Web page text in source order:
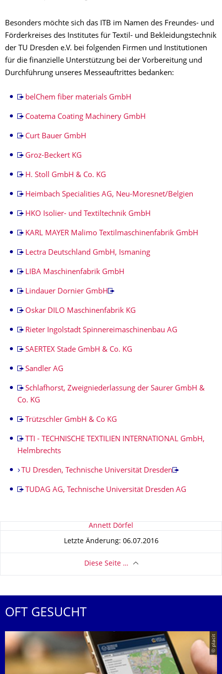
Besonders möchte sich das ITB im Namen des Freundes- und
Förderkreises des Institutes für Textil- und Bekleidungstechnik
der TU Dresden e.V. bei folgenden Firmen und Institutionen
für die finanzielle Unterstützung bei der Vorbereitung und
Durchführung unseres Messeauftrittes bedanken:
belChem fiber materials GmbH
Coatema Coating Machinery GmbH
Curt Bauer GmbH
Groz-Beckert KG
H. Stoll GmbH & Co. KG
Heimbach Specialities AG, Neu-Moresnet/Belgien
HKO Isolier- und Textiltechnik GmbH
KARL MAYER Malimo Textilmaschinenfabrik GmbH
Lectra Deutschland GmbH, Ismaning
LIBA Maschinenfabrik GmbH
Lindauer Dornier GmbH
Oskar DILO Maschinenfabrik KG
Rieter Ingolstadt Spinnereimaschinenbau AG
SAERTEX Stade GmbH & Co. KG
Sandler AG
Schlafhorst, Zweigniederlassung der Saurer GmbH &
Co. KG
Trützschler GmbH & Co KG
TTI - TECHNISCHE TEXTILIEN INTERNATIONAL GmbH,
Helmbrechts
TU Dresden, Technische Universität Dresden
TUDAG AG, Technische Universität Dresden AG
Zu dieser Seite Annett Dörfel
Letzte Änderung: 06.07.2016
Diese Seite …
OFT GESUCHT
© placit